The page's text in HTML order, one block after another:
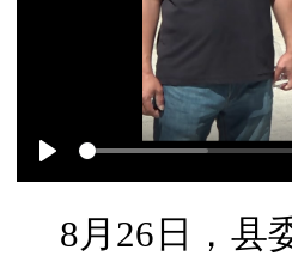
Play
8月26日，县